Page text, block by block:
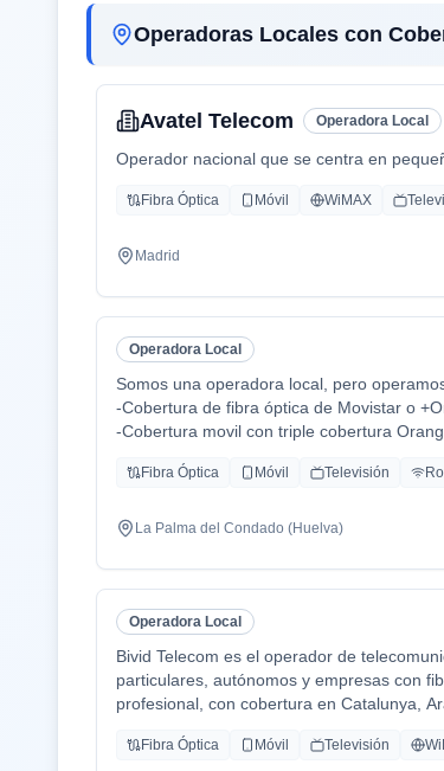
Operadoras Locales con
Avatel Telecom Operadora Local
Operador nacional que se centra en
Fibra Óptica Móvil WiMAX
Madrid
Operadora Local
Somos una operadora local, pero
-Cobertura de fibra óptica de Movistar o
-Cobertura movil con triple cobertura
Disney+ etc.
-Y donde recalco más a mi cliente la
atención al cliente es humana y rapidez
Fibra Óptica Móvil Televisión
La Palma del Condado (Huelva)
Operadora Local
Bivid Telecom es el operador de
particulares, autónomos y empresas con
profesional, con cobertura en Catalunya,
respuesta ágil— con la robustez de una
Fibra Óptica Móvil Televisión